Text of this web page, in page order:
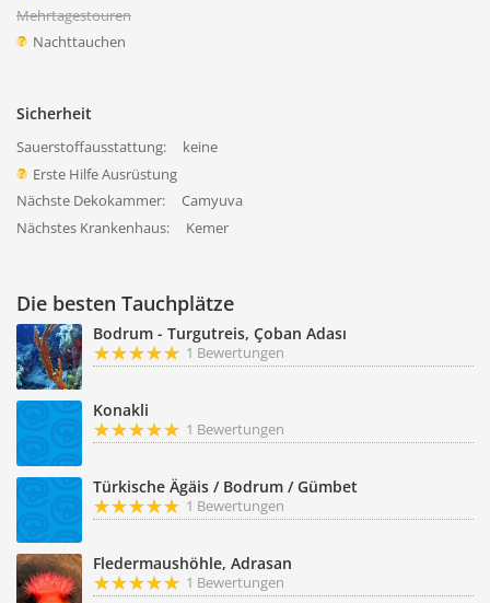
Mehrtagestouren
Nachttauchen
Sicherheit
Sauerstoffausstattung:
keine
Erste Hilfe Ausrüstung
Nächste Dekokammer:
Camyuva
Nächstes Krankenhaus:
Kemer
Die besten Tauchplätze
Bodrum - Turgutreis, Çoban Adası
1 Bewertungen
Konakli
1 Bewertungen
Türkische Ägäis / Bodrum / Gümbet
1 Bewertungen
Fledermaushöhle, Adrasan
1 Bewertungen